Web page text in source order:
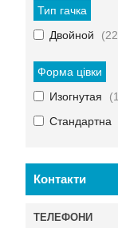
Тип гачка
Двойной
22
Форма цівки
Изогнутая
1
Стандартна
Контакти